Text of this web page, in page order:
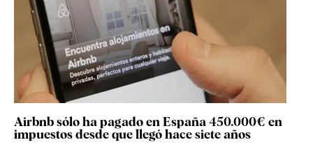
Airbnb sólo ha pagado en España 450.000€ en
impuestos desde que llegó hace siete años